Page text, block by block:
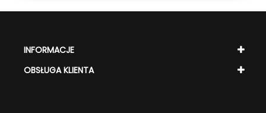
INFORMACJE
OBSŁUGA KLIENTA